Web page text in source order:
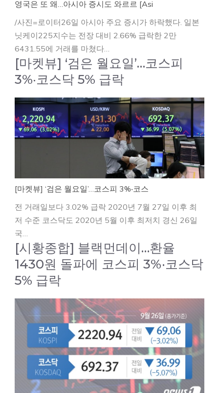
영국은 또 왜…아시아 증시도 와르르 [Asi
/사진=로이터26일 아시아 주요 증시가 하락했다. 일본
닛케이225지수는 전장 대비 2.66% 급락한 2만
6431.55에 거래를 마쳤다…
[마켓뷰] ‘검은 월요일’…코스피
3%‧코스닥 5% 급락
[마켓뷰] ‘검은 월요일’…코스피 3%‧코스
전 거래일보다 3.02% 급락 2020년 7월 27일 이후 최
저 수준 코스닥도 2020년 5월 이후 최저치 경신 26일
국…
[시황종합] 블랙먼데이…환율
1430원 돌파에 코스피 3%·코스닥
5% 급락